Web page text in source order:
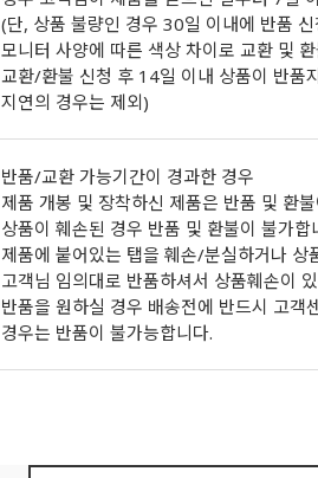
(단, 상품 불량인 경우 30일 이내에 반품
모니터 사양에 따른 색상 차이로 교환 및
교환/환불 신청 후 14일 이내 상품이 반품
지연의 경우는 제외)
반품/교환 가능기간이 경과한 경우
제품 개봉 및 장착하신 제품은 반품 및 환
상품이 훼손된 경우 반품 및 환불이 불가합
제품에 붙어있는 탭을 훼손/분실하거나
고객님 임의대로 반품하셔서 상품훼손이
반품을 원하실 경우 배송전에 반드시 고객
경우는 반품이 불가능합니다.